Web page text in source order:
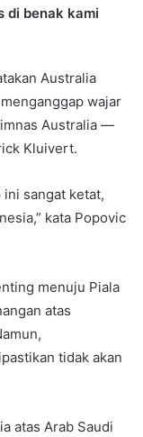
di benak kami
Australia
wajar
Australia —
Kluivert.
ini sangat ketat,
kata Popovic
menuju Piala
atas
tidak akan
atas Arab Saudi